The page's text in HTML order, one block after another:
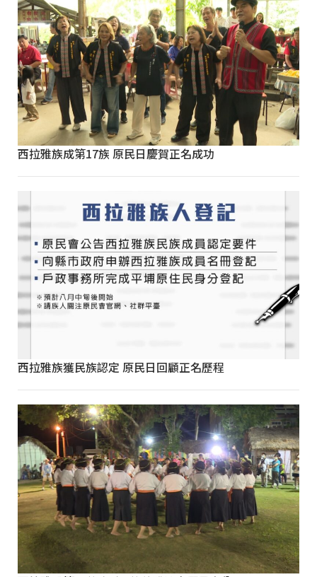
西拉雅族成第17族 原民日慶賀正名成功
西拉雅族獲民族認定 原民日回顧正名歷程